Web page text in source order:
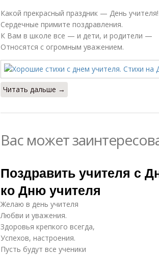
Какой прекрасный праздник — День учителя!
Сердечные примите поздравления.
К Вам в школе все — и дети, и родители —
Относятся с огромным уважением.
Читать дальше →
Вас может
Поздравить учителя с
ко Дню учителя
Желаю в день учителя
Любви и уважения.
Здоровья крепкого всегда,
Успехов, настроения.
Пусть будут все ученики